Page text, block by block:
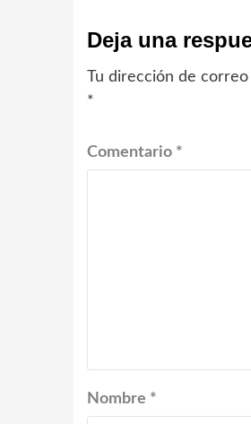
Deja una
Tu dirección de
*
Comentario *
Nombre *